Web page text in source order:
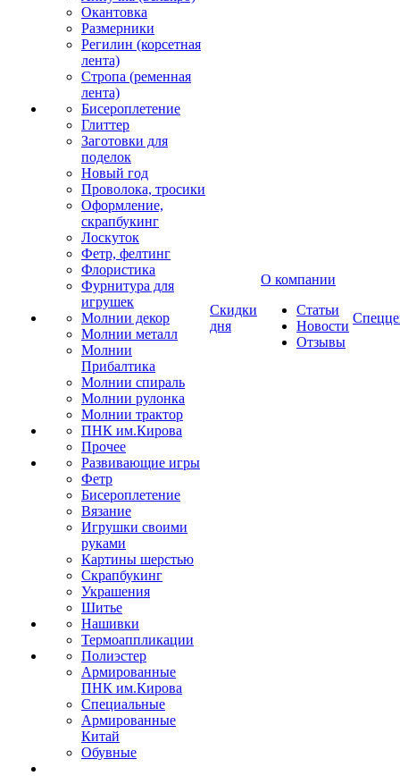
Окантовка
Размерники
Регилин (корсетная
лента)
Стропа (ременная
лента)
Бисероплетение
Глиттер
Заготовки для
поделок
Новый год
Проволока, тросики
Оформление,
скрапбукинг
Лоскуток
Фетр, фелтинг
Флористика
Фурнитура для
игрушек
Молнии декор
Молнии металл
Молнии
Прибалтика
Молнии спираль
Молнии рулонка
Молнии трактор
ПНК им.Кирова
Прочее
Развивающие игры
Фетр
Бисероплетение
Вязание
Игрушки своими
руками
Картины шерстью
Скрапбукинг
Украшения
Шитье
Нашивки
Термоаппликации
Полиэстер
Армированные
ПНК им.Кирова
Специальные
Армированные
Китай
Обувные
Скидки
дня
О компании
Статьи
Новости
Отзывы